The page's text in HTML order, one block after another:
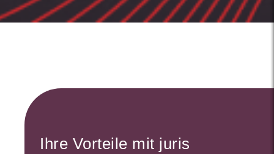
Ihre Vorteile mit juris